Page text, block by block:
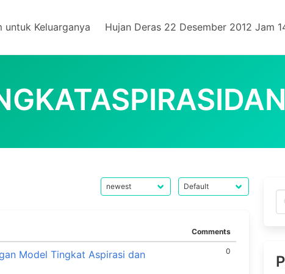
untuk Keluarganya Hujan Deras 22 Desember 2012 Jam
Comments
Model Tingkat Aspirasi dan
0